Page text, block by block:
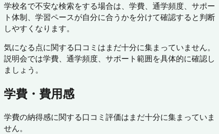
学校名で不安な検索をする場合は、学費、通学頻度、サポー
ト体制、学習ペースが自分に合うかを分けて確認すると判断
しやすくなります。
気になる点に関する口コミはまだ十分に集まっていません。
説明会では学費、通学頻度、サポート範囲を具体的に確認し
ましょう。
学費・費用感
学費の納得感に関する口コミ評価はまだ十分に集まっていま
せん。